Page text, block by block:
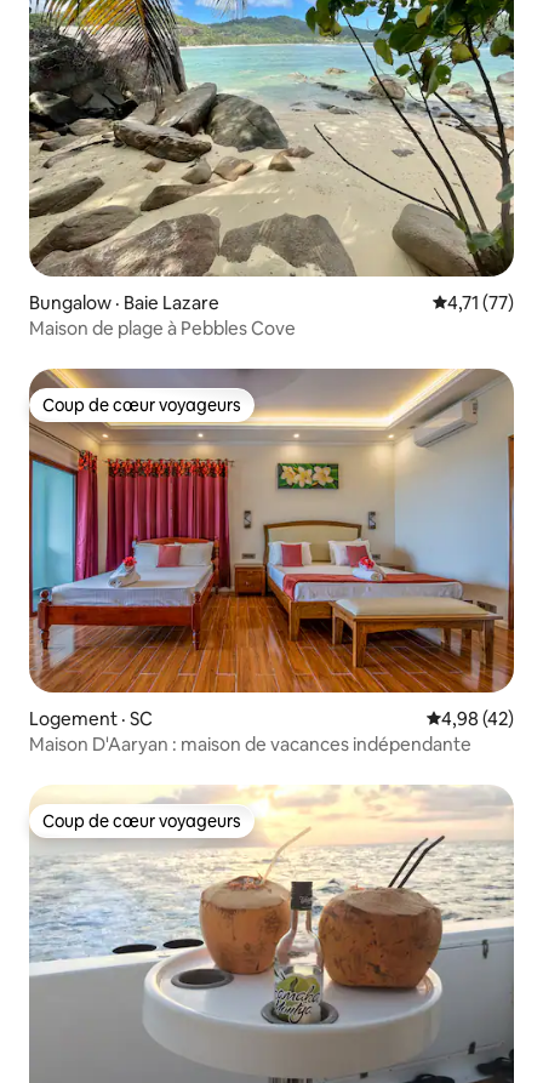
Bungalow · Baie Lazare Note
4,71 (77)
Maison de plage à Pebbles Cove
Coup de cœur voyageurs
Coup de cœur voyageurs
Logement · SC Note
4,98 (42)
Maison D'Aaryan : maison de vacances indépendante
Coup de cœur voyageurs
Coup de cœur voyageurs